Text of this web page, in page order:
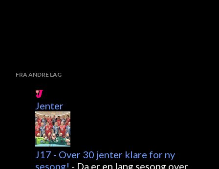
FRA ANDRE LAG
Jenter
J17 - Over 30 jenter klare for ny
sesong! - Da er en lang sesong over